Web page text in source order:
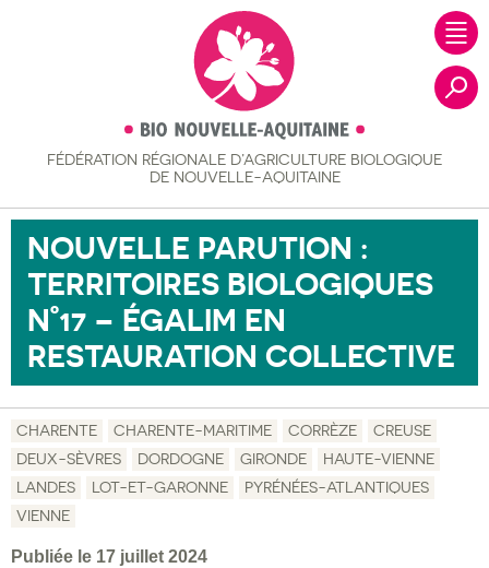
FÉDÉRATION RÉGIONALE D’AGRICULTURE BIOLOGIQUE
DE NOUVELLE-AQUITAINE
NOUVELLE PARUTION :
TERRITOIRES BIOLOGIQUES
N°17 – ÉGALIM EN
RESTAURATION COLLECTIVE
CHARENTE CHARENTE-MARITIME CORRÈZE
CREUSE
DEUX-SÈVRES
DORDOGNE GIRONDE
HAUTE-VIENNE
LANDES
LOT-ET-GARONNE
PYRÉNÉES-ATLANTIQUES
VIENNE
Publiée le 17 juillet 2024